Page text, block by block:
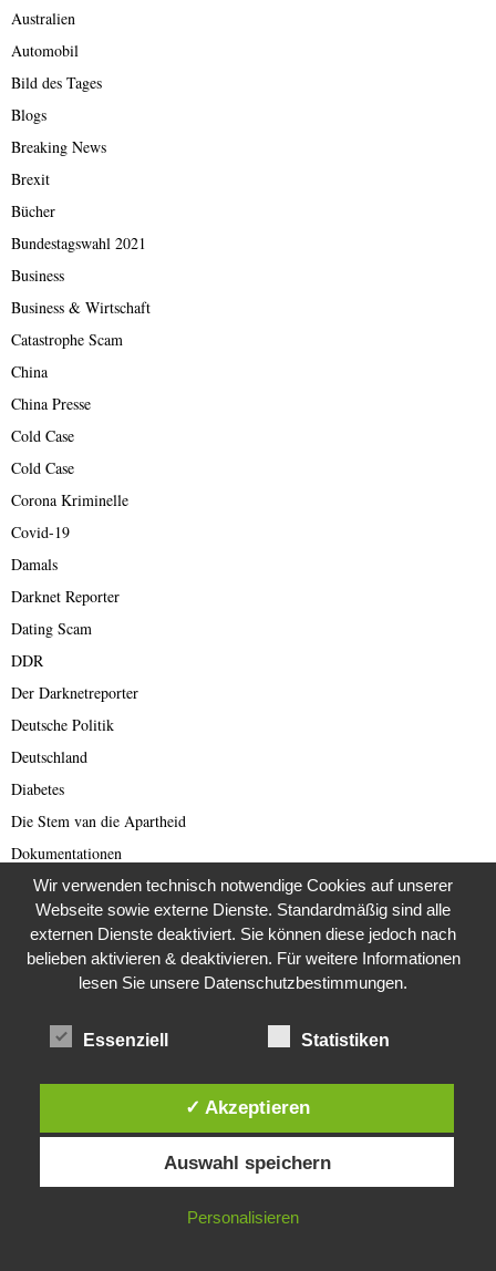
Australien
Automobil
Bild des Tages
Blogs
Breaking News
Brexit
Bücher
Bundestagswahl 2021
Business
Business & Wirtschaft
Catastrophe Scam
China
China Presse
Cold Case
Cold Case
Corona Kriminelle
Covid-19
Damals
Darknet Reporter
Dating Scam
DDR
Der Darknetreporter
Deutsche Politik
Deutschland
Diabetes
Die Stem van die Apartheid
Dokumentationen
Editor's Picks
Energie
English articles
English Scam
Fake Barrister
Featured
Diese Website verwendet Cookies. Durch die weitere Nutzung dieser
Website stimmst du der Verwendung von Cookies zu.
IN ORDNUNG
Wir verwenden technisch notwendige Cookies auf unserer
Webseite sowie externe Dienste. Standardmäßig sind alle
externen Dienste deaktiviert. Sie können diese jedoch nach
belieben aktivieren & deaktivieren. Für weitere Informationen
lesen Sie unsere Datenschutzbestimmungen.
Essenziell Statistiken
✓ Akzeptieren
Auswahl speichern
Personalisieren